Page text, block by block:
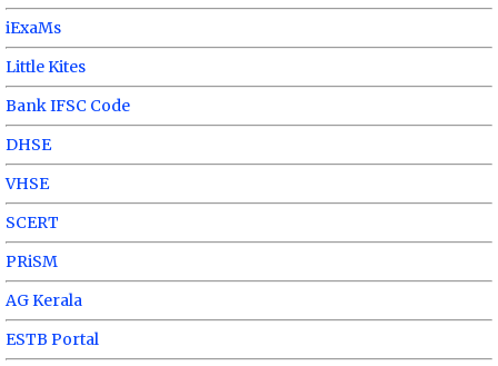
iExaMs
Little Kites
Bank IFSC Code
DHSE
VHSE
SCERT
PRiSM
AG Kerala
ESTB Portal